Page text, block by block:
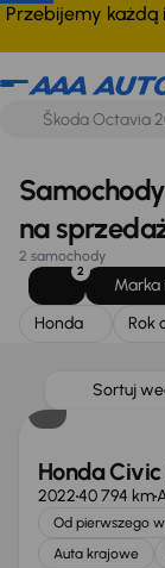
Przebijemy każdą
Honda Rok od
na
2 samochody
2
Marka
Honda
Rok
Sortuj
Taniej o 2 000
Honda Civic
202240 794 km
Od pierwszego
Auta krajowe